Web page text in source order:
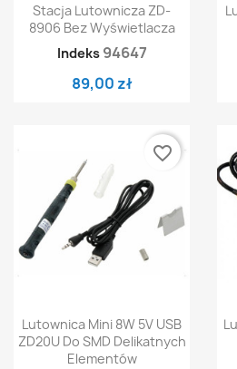
Stacja Lutownicza ZD-
8906 Bez Wyświetlacza
Indeks 94647
89,00 zł
Lutownica Mini 8W 5V USB
ZD20U Do SMD Delikatnych
Elementów
favorite_border